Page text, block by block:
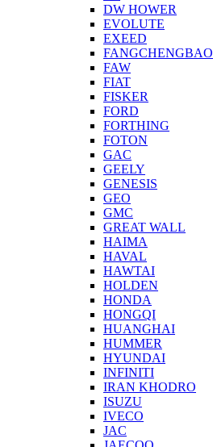
DW HOWER
EVOLUTE
EXEED
FANGCHENGBAO
FAW
FIAT
FISKER
FORD
FORTHING
FOTON
GAC
GEELY
GENESIS
GEO
GMC
GREAT WALL
HAIMA
HAVAL
HAWTAI
HOLDEN
HONDA
HONGQI
HUANGHAI
HUMMER
HYUNDAI
INFINITI
IRAN KHODRO
ISUZU
IVECO
JAC